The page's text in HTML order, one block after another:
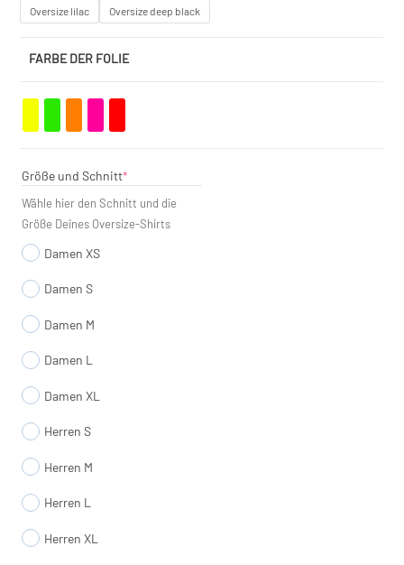
Oversize lilac Oversize deep black
FARBE DER FOLIE
Größe und Schnitt*
Wähle hier den Schnitt und die
Größe Deines Oversize-Shirts
Damen XS
Damen S
Damen M
Damen L
Damen XL
Herren S
Herren M
Herren L
Herren XL